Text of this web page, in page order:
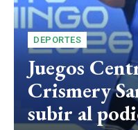
DEPORTES
Juegos
Crismery
subir al